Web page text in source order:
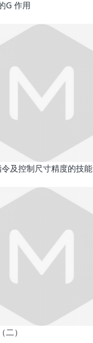
G 作用
及控制尺寸精度的技能
）